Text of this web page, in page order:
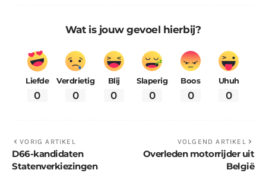
Wat is jouw gevoel hierbij?
Liefde
0
Verdrietig
0
Blij
0
Slaperig
0
Boos
0
Uhuh
0
VORIG ARTIKEL
D66-kandidaten
Statenverkiezingen
VOLGEND ARTIKEL
Overleden motorrijder uit
België